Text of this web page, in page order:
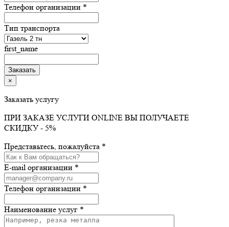
Телефон организации *
Тип транспорта
first_name
×
Заказать услугу
ПРИ ЗАКАЗЕ УСЛУГИ ONLINE ВЫ ПОЛУЧАЕТЕ
СКИДКУ - 5%
Представьтесь, пожалуйста *
E-mail организации *
Телефон организации *
Наименование услуг *